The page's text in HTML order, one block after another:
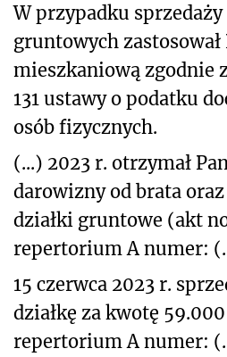
W przypadku sprzedaży
gruntowych zastosował
mieszkaniową zgodnie
131 ustawy o podatku
osób fizycznych.
(...) 2023 r. otrzymał
darowizny od brata
działki gruntowe (akt
repertorium A numer:
15 czerwca 2023 r.
działkę za kwotę
repertorium A numer: